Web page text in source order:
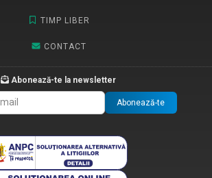
TIMP LIBER
CONTACT
Abonează-te la newsletter
Abonează-te